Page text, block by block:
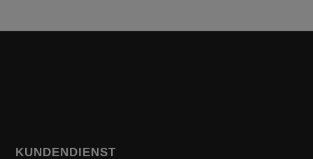
KUNDENDIENST